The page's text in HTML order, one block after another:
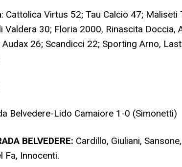
: Cattolica Virtus 52; Tau Calcio 47;
Valdera 30; Floria 2000, Rinascita
Audax 26; Scandicci 22; Sporting Arno,
Belvedere-Lido Camaiore 1-0 (Simonetti)
BELVEDERE: Cardillo, Giuliani,
Fa, Innocenti.